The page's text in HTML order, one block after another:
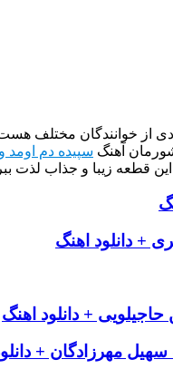
از خوانندگان مختلف
آهنگ سپیده دم
قطعه زیبا و جذاب لذت
+ دانلود اهنگ
+ دانلود اهنگ
مهرزادگان +